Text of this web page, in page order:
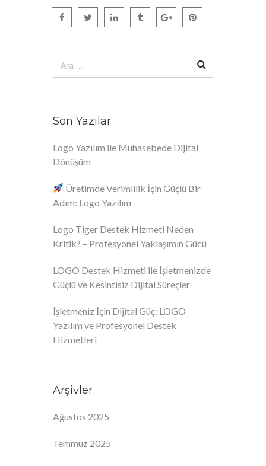
Son Yazılar
Logo Yazılım ile Muhasebede Dijital
Dönüşüm
Üretimde Verimlilik İçin Güçlü Bir
Adım: Logo Yazılım
Logo Tiger Destek Hizmeti Neden
Kritik? – Profesyonel Yaklaşımın Gücü
LOGO Destek Hizmeti ile İşletmenizde
Güçlü ve Kesintisiz Dijital Süreçler
İşletmeniz İçin Dijital Güç: LOGO
Yazılım ve Profesyonel Destek
Hizmetleri
Arşivler
Ağustos 2025
Temmuz 2025